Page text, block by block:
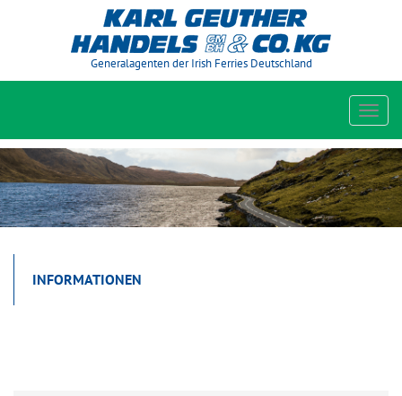
Generalagenten der Irish Ferries Deutschland
INFORMATIONEN